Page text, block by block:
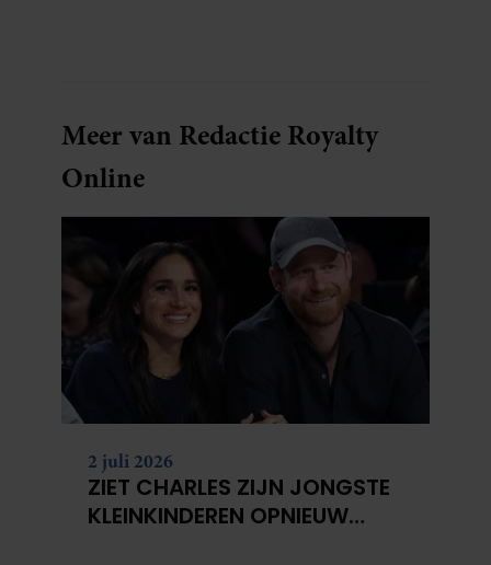
Meer van Redactie Royalty
Online
2 juli 2026
ZIET CHARLES ZIJN JONGSTE
KLEINKINDEREN OPNIEUW